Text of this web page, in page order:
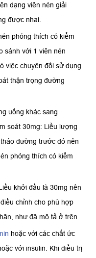
dạng viên nén giải
được nhai.
phóng thích có kiểm
sánh với 1 viên nén
việc chuyên đổi sử dụng
thận trọng đường
uống khác sang
soát 30mg: Liều lượng
đường trước đó nên
phóng thích có kiểm
khởi đầu là 30mg nên
chỉnh cho phù hợp
như đã mô tả ở trên.
hoặc với các chất ức
với insulin. Khi điều trị